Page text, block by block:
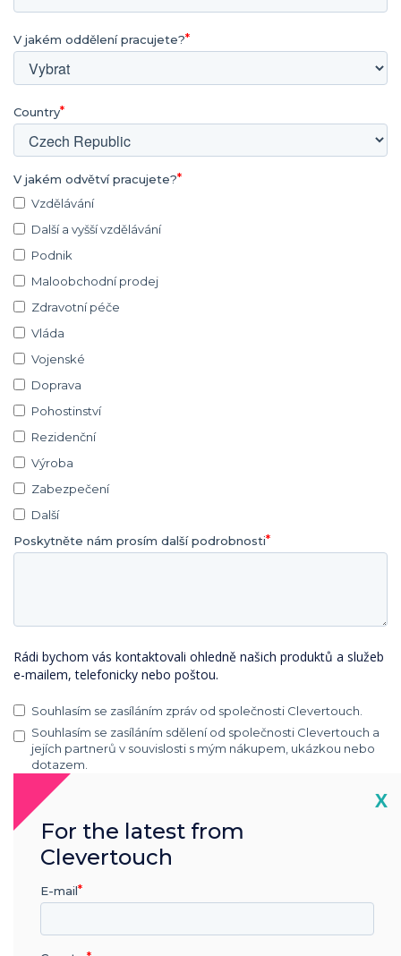
V jakém oddělení pracujete?
Country
V jakém odvětví pracujete?
Vzdělávání
Další a vyšší vzdělávání
Podnik
Maloobchodní prodej
Zdravotní péče
Vláda
Vojenské
Doprava
Pohostinství
Rezidenční
Výroba
Zabezpečení
Další
Poskytněte nám prosím další podrobnosti
Rádi bychom vás kontaktovali ohledně našich produktů a služeb
e-mailem, telefonicky nebo poštou.
Souhlasím se zasíláním zpráv od společnosti Clevertouch.
Souhlasím se zasíláním sdělení od společnosti Clevertouch a
jejích partnerů v souvislosti s mým nákupem, ukázkou nebo
dotazem.
Informace o tom, jak shromažďujeme a používáme vaše osobní
údaje, najdete v našich zásadách ochrany
Kliknutím na tlačítko Odeslat dáváte společnosti Clevertouch
souhlas s uložením a zpracováním vámi poskytnutých informací.
X
For the latest from
Clevertouch
E-mail